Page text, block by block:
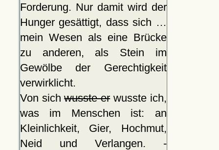
Forderung. Nur damit wird der
Hunger gesättigt, dass sich …
mein Wesen als eine Brücke
zu anderen, als Stein im
Gewölbe der Gerechtigkeit
verwirklicht.
Von sichwusste erwusste ich,
was im Menschen ist: an
Kleinlichkeit, Gier, Hochmut,
Neid und Verlangen. -